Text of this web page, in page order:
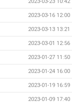
2023-03-16 12:00
2023-03-13 13:21
2023-03-01 12:56
2023-01-27 11:50
2023-01-24 16:00
2023-01-19 16:59
2023-01-09 17:40